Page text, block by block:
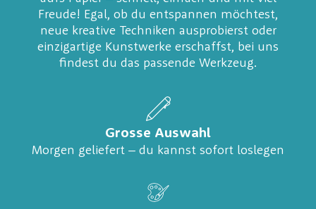
Freude! Egal, ob du entspannen möchtest,
neue kreative Techniken ausprobierst oder
einzigartige Kunstwerke erschaffst, bei uns
findest du das passende Werkzeug.
Grosse Auswahl
Morgen geliefert – du kannst sofort loslegen